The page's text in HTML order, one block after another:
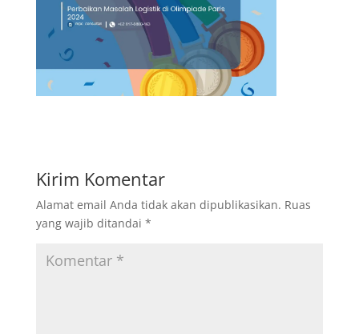
Kirim Komentar
Alamat email Anda tidak akan dipublikasikan. Ruas
yang wajib ditandai *